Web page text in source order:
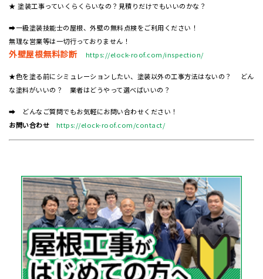
★ 塗装工事っていくらくらいなの？見積りだけでもいいのかな？
➡一級塗装技能士の屋根、外壁の無料点検をご利用ください！
無理な営業等は一切行っておりません！
外壁屋根無料診断 https://elock-roof.com/inspection/
★色を塗る前にシミュレーションしたい、塗装以外の工事方法はないの？ どん
な塗料がいいの？ 業者はどうやって選べばいいの？
➡ どんなご質問でもお気軽にお問い合わせください！
お問い合わせ
https://elock-roof.com/contact/